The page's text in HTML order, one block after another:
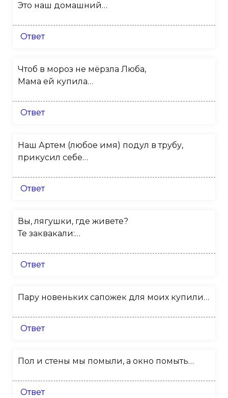
Это наш домашний…
Ответ
Чтоб в мороз не мёрзла Люба,
Мама ей купила…
Ответ
Наш Артем (любое имя) подул в трубу,
прикусил себе…
Ответ
Вы, лягушки, где живете?
Те заквакали:…
Ответ
Пару новеньких сапожек для моих купили…
Ответ
Пол и стены мы помыли, а окно помыть…
Ответ